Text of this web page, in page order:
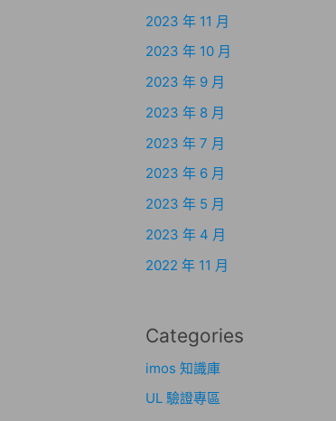
2023 年 11 月
2023 年 10 月
2023 年 9 月
2023 年 8 月
2023 年 7 月
2023 年 6 月
2023 年 5 月
2023 年 4 月
2022 年 11 月
Categories
imos 知識庫
UL 驗證專區